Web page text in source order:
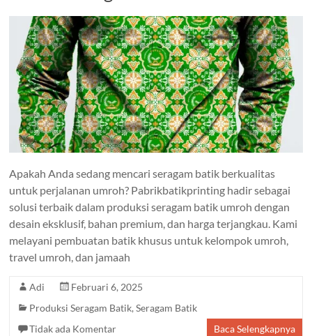
Apakah Anda sedang mencari seragam batik berkualitas
untuk perjalanan umroh? Pabrikbatikprinting hadir sebagai
solusi terbaik dalam produksi seragam batik umroh dengan
desain eksklusif, bahan premium, dan harga terjangkau. Kami
melayani pembuatan batik khusus untuk kelompok umroh,
travel umroh, dan jamaah
Adi
Februari 6, 2025
Produksi Seragam Batik,Seragam Batik
Tidak ada Komentar
Baca Selengkapnya